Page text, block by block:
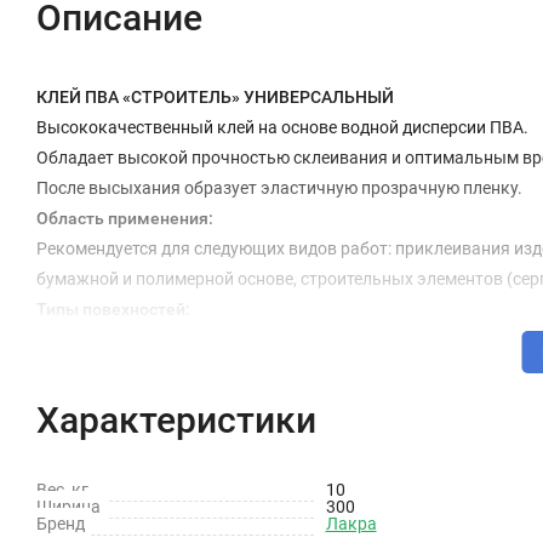
Описание
КЛЕЙ ПВА «СТРОИТЕЛЬ» УНИВЕРСАЛЬНЫЙ
Высококачественный клей на основе водной дисперсии ПВА.
Обладает высокой прочностью склеивания и оптимальным
После высыхания образует эластичную прозрачную пленку.
Область применения:
Рекомендуется для следующих видов работ: приклеивания
бумажной и полимерной основе, строительных элементов
Типы повехностей:
картон, бумага, ткань, декоративная пленка на бумажной и
Хранение:
изготовления. Возможно выделение жидкой прозрачной фазы
35°С. Продолжительность транспортировки при температуре
Характеристики
Вес, кг 10
Ширина
300
Бренд
Лакра